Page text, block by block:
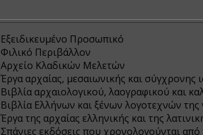
Εξειδικευμένο Προσωπικό
Φιλικό Περιβάλλον
Αρχείο Κλαδικών Μελετών
Έργα αρχαίας, μεσαιωνικής και σύγχρονης
Βιβλία αρχαιολογικού, λαογραφικού και
Βιβλία Ελλήνων και ξένων λογοτεχνών
Έργα της αρχαίας ελληνικής και της
Σπάνιες εκδόσεις που χρονολογούνται